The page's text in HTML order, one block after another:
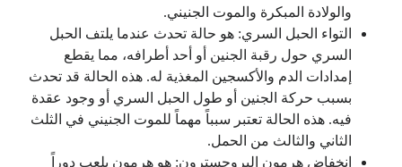
والولادة المبكرة والموت الجنيني.
التواء الحبل السري: هو حالة تحدث عندما يلتف الحبل
السري حول رقبة الجنين أو أحد أطرافه، مما يقطع
إمدادات الدم والأكسجين المغذية له. هذه الحالة قد تحدث
بسبب حركة الجنين أو طول الحبل السري أو وجود عقدة
فيه. هذه الحالة تعتبر سبباً مهماً للموت الجنيني في الثلث
الثاني والثالث من الحمل.
انخفاض هرمون البروجسترون: هو هرمون يلعب دوراً